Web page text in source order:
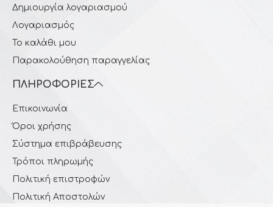
Δημιουργία λογαριασμού
Λογαριασμός
Το καλάθι μου
Παρακολούθηση παραγγελίας
ΠΛΗΡΟΦΟΡΊΕΣ
Επικοινωνία
Όροι χρήσης
Σύστημα επιβράβευσης
Τρόποι πληρωμής
Πολιτική επιστροφών
Πολιτική Αποστολών